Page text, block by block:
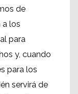
de
a los
para
y, cuando
para los
servirá de